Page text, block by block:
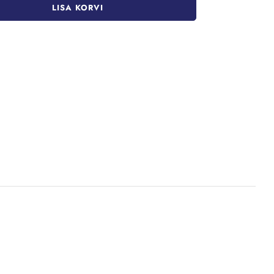
LISA KORVI